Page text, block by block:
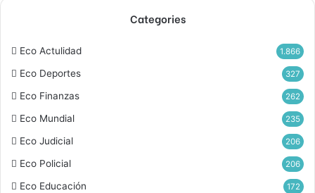
Categories
Eco Actulidad 1.866
Eco Deportes 327
Eco Finanzas 262
Eco Mundial 235
Eco Judicial 206
Eco Policial 206
Eco Educación 172